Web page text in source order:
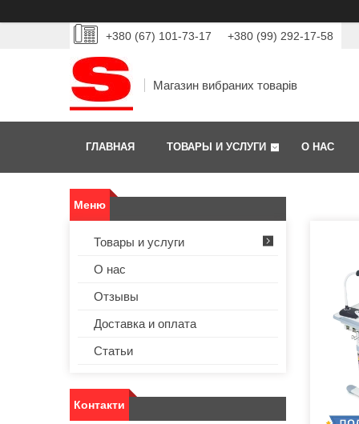
+380 (67) 101-73-17 +380 (99) 292-17-58
Магазин вибраних товарів
ГЛАВНАЯ ТОВАРЫ И УСЛУГИ О НАС
Товары и услуги
О нас
Отзывы
Доставка и оплата
Статьи
Контакти